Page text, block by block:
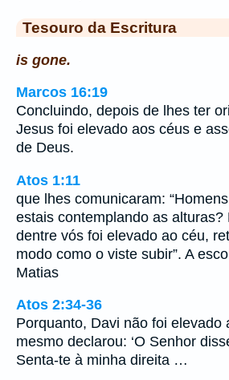
Tesouro da Escritura
is gone.
Marcos 16:19
Concluindo, depois de lhes ter
Jesus foi elevado aos céus e
de Deus.
Atos 1:11
que lhes comunicaram:
estais contemplando as alturas?
dentre vós foi elevado ao céu,
modo como o viste subir”. A
Matias
Atos 2:34-36
Porquanto, Davi não foi elevado
mesmo declarou: ‘O Senhor
Senta-te à minha direita …